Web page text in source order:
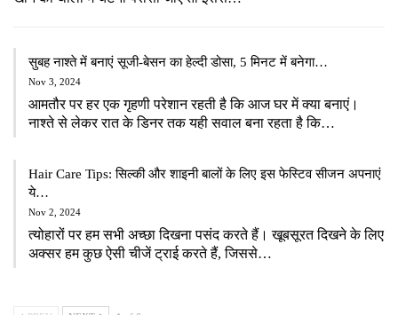
सुबह नाश्ते में बनाएं सूजी-बेसन का हेल्दी डोसा, 5 मिनट में बनेगा…
Nov 3, 2024
आमतौर पर हर एक गृहणी परेशान रहती है कि आज घर में क्या बनाएं।
नाश्ते से लेकर रात के डिनर तक यही सवाल बना रहता है कि…
Hair Care Tips: सिल्की और शाइनी बालों के लिए इस फेस्टिव सीजन अपनाएं
ये…
Nov 2, 2024
त्योहारों पर हम सभी अच्छा दिखना पसंद करते हैं। खूबसूरत दिखने के लिए
अक्सर हम कुछ ऐसी चीजें ट्राई करते हैं, जिससे…